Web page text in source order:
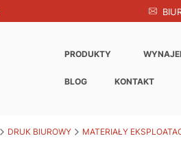
PRODUKTY
BLOG KONTAKT
DRUK BIUROWY MATERIAŁY